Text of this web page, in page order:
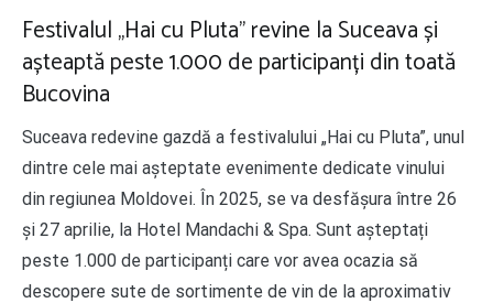
Festivalul „Hai cu Pluta” revine la Suceava și
așteaptă peste 1.000 de participanți din toată
Bucovina
Suceava redevine gazdă a festivalului „Hai cu Pluta”, unul
dintre cele mai așteptate evenimente dedicate vinului
din regiunea Moldovei. În 2025, se va desfășura între 26
și 27 aprilie, la Hotel Mandachi & Spa. Sunt așteptați
peste 1.000 de participanți care vor avea ocazia să
descopere sute de sortimente de vin de la aproximativ